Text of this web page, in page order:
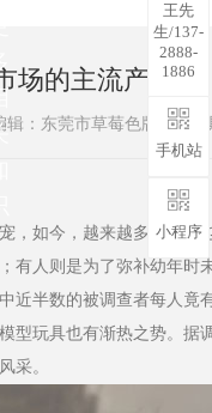
多
场的主流产品
辑：东莞市草莓色版APP
，如今，越来越多成年
有人则是为了弥补幼年时
近半数的被调查者每人竟有
玩具也有渐热之势。据
。
王先
生/137-
2888-
1886
手机站
小程序